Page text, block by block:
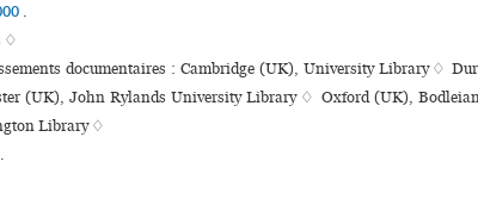
.
♢
documentaires : Cambridge (UK), University Library ♢
(UK), John Rylands University Library ♢ Oxford (UK),
Library ♢
.